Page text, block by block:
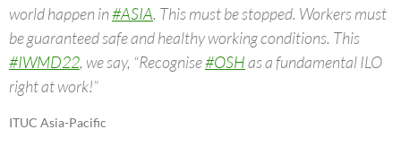
world happen in#ASIA. This must be stopped. Workers must
be guaranteed safe and healthy working conditions. This
#IWMD22, we say, “Recognise#OSHas a fundamental ILO
right at work!”
ITUC Asia-Pacific